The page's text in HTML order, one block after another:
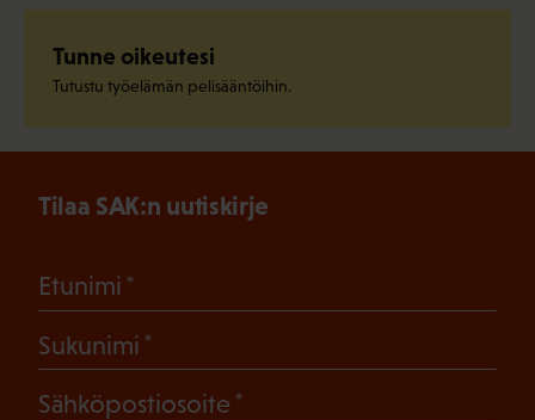
Tunne oikeutesi
Tutustu työelämän pelisääntöihin.
Tilaa SAK:n uutiskirje
Etunimi
Sukunimi
Sähköpostiosoite